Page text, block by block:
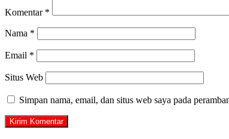
Komentar *
Nama *
Email *
Situs Web
Simpan nama, email, dan situs web saya pada